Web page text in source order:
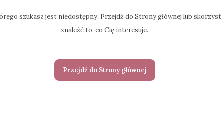
szukasz jest niedostępny. Przejdź do Strony głównej lub
znaleźć to, co Cię interesuje.
Przejdź do Strony głównej